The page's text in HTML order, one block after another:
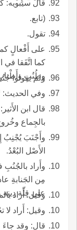
قال سيبويه:
(تابع.
تقول.
على أَفْعالٍ
كما اتَّفَقا في
وطُنُبٍ
ولم يقولوا
وفي الحديث:
قال ابن
بالجِماع
وأَجْنَبَ يُجْنِبُ
الأَصْل البُعْدُ.
وأَراد
مِن الجَنابةِ
على قِلّة
وقيل: أَراد
وقيل: أَراد لا
قال: وقد